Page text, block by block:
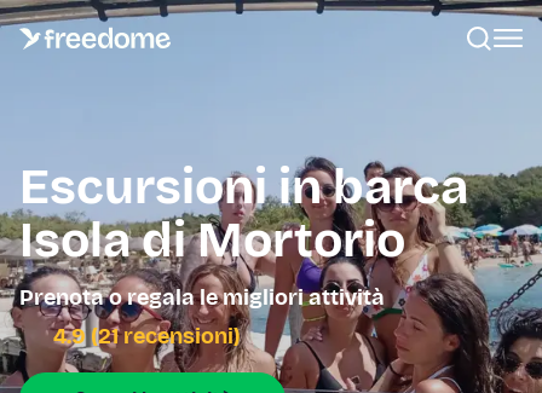
Escursioni in barca
Isola di Mortorio
Prenota o regala le migliori attività
4.9 (21 recensioni)